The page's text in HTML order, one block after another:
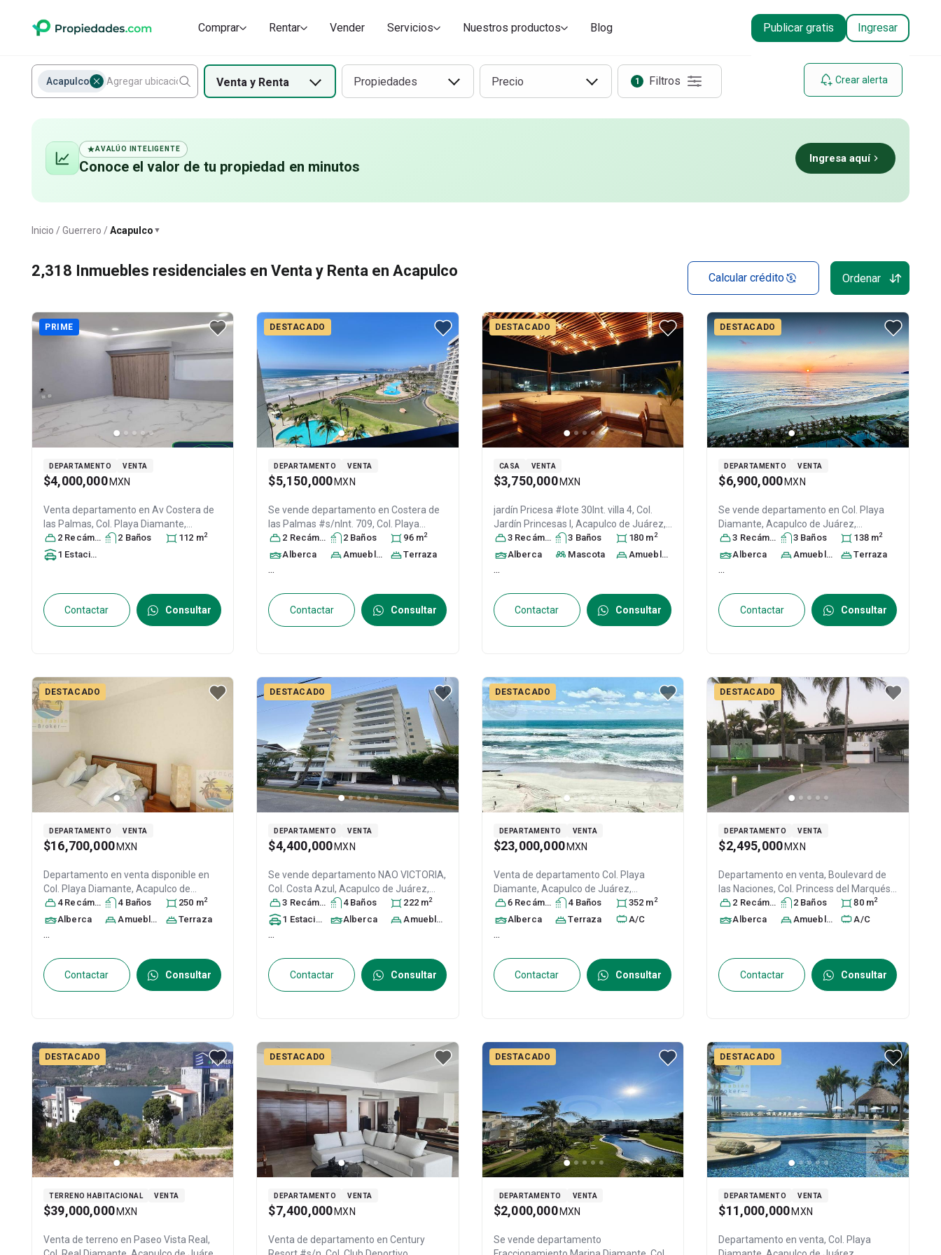
Acapulco Venta y Renta Propiedades Precio 1 Filtros Crear alerta
2,318 Inmuebles residenciales en Venta y Renta en Acapulco Calcular crédito Ordenar
AVALÚO INTELIGENTE
Conoce el valor de tu propiedad en minutos Ingresa aquí
Inicio Guerrero Acapulco
Acapulco ▼
PRIME
DEPARTAMENTO VENTA
$4,000,000 MXN
Venta departamento en Av Costera de
las Palmas, Col. Playa Diamante,
Acapulco de Juárez, Guerrero, México
C.P. 39897, ID:
2 Recámara s 2 Baños 112 m2
1 Estacionamiento
Contactar Consultar
DESTACADO
DEPARTAMENTO VENTA
$5,150,000 MXN
Se vende departamento enCostera de
las Palmas #s/nInt. 709, Col. Playa
Diamante,Acapulco de Juárez,
Guerrero, México , C.P. 39897, ID:
2 Recámara s 2 Baños 96 m2
Alberca Amueblado Terraza
...
Contactar Consultar
DESTACADO
CASA VENTA
$3,750,000 MXN
jardín Pricesa #lote 30Int. villa 4, Col.
Jardín Princesas I, Acapulco de Juárez,
Guerrero, México, C.P. 39890, ID:
30378434
3 Recámara s 3 Baños 180 m2
Alberca Mascota Amueblado
...
Contactar Consultar
DESTACADO
DEPARTAMENTO VENTA
$6,900,000 MXN
Se vende departamento enCol. Playa
Diamante,Acapulco de Juárez,
Guerrero, México, C.P. 39897, ID:
20524848
3 Recámara s 3 Baños 138 m2
Alberca Amueblado Terraza
...
Contactar Consultar
DESTACADO
DEPARTAMENTO VENTA
$16,700,000 MXN
Departamento en venta disponible en
Col. Playa Diamante, Acapulco de
Juárez, Guerrero, México , C.P. 39897, ID:
20437337
4 Recámara s 4 Baños 250 m2
Alberca Amueblado Terraza
...
Contactar Consultar
DESTACADO
DEPARTAMENTO VENTA
$4,400,000 MXN
Se vende departamento NAO VICTORIA,
Col. Costa Azul,Acapulco de Juárez,
Guerrero, México, C.P. 39850, ID:
31503710
3 Recámara s 4 Baños 222 m2
1 Estacionamiento Alberca Amueblado
...
Contactar Consultar
DESTACADO
DEPARTAMENTO VENTA
$23,000,000 MXN
Venta de departamento Col. Playa
Diamante, Acapulco de Juárez,
Guerrero, México, C.P. 39897, ID:
20415206
6 Recámara s 4 Baños 352 m2
Alberca Terraza A/C
...
Contactar Consultar
DESTACADO
DEPARTAMENTO VENTA
$2,495,000 MXN
Departamento en venta, Boulevard de
las Naciones, Col. Princess del Marqués
Secc I,Acapulco de Juárez , Guerrero
México, C.P. 39890, ID:30218210
2 Recámara s 2 Baños 80 m2
Alberca Amueblado A/C
Contactar Consultar
DESTACADO
TERRENO HABITACIONAL VENTA
$39,000,000 MXN
Venta de terreno en Paseo Vista Real,
DESTACADO
DEPARTAMENTO VENTA
$7,400,000 MXN
Venta de departamento enCentury
DESTACADO
DEPARTAMENTO VENTA
$2,000,000 MXN
Se vende departamento
DESTACADO
DEPARTAMENTO VENTA
$11,000,000 MXN
Departamento en venta,Col. Playa
Comprar Rentar Vender Servicios Nuestros productos Blog Publicar gratis Ingresar